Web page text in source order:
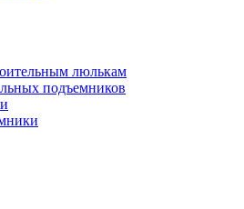
люлькам
подъемников